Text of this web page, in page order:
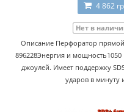
4 862
Нет в
Описание Перфоратор прямой
896228Энергия и мощность1050
джоулей. Имеет поддержку
ударов в минуту